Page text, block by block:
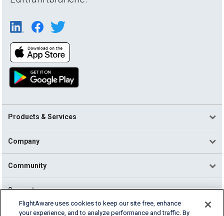
Products & Services
Company
Community
Support
FlightAware uses cookies to keep our site free, enhance
your experience, and to analyze performance and traffic. By